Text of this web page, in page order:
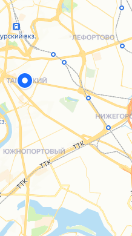
Sospeso wrap +7 (495)